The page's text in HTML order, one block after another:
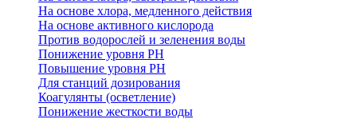
На основе хлора, медленного действия
На основе активного кислорода
Против водорослей и зеленения воды
Понижение уровня РН
Повышение уровня РН
Для станций дозирования
Коагулянты (осветление)
Понижение жесткости воды